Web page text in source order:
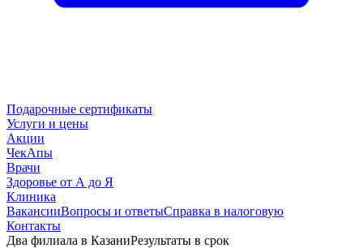
Подарочные сертификаты
Услуги и цены
Акции
ЧекАпы
Врачи
Здоровье от А до Я
Клиника
ВакансииВопросы и ответыСправка в налоговую
Контакты
Два филиала в КазаниРезультаты в срок